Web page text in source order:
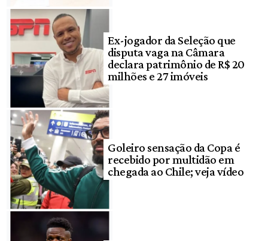
Ex-jogador da Seleção que
disputa vaga na Câmara
declara patrimônio de R$ 20
milhões e 27 imóveis
Goleiro sensação da Copa é
recebido por multidão em
chegada ao Chile; veja vídeo